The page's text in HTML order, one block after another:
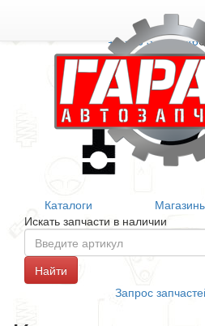
+7 906 377 46 46
Каталоги
Искать запчасти в наличии
Запрос